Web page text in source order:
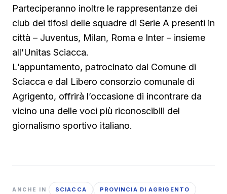
Parteciperanno inoltre le rappresentanze dei
club dei tifosi delle squadre di Serie A presenti in
città – Juventus, Milan, Roma e Inter – insieme
all’Unitas Sciacca.
L’appuntamento, patrocinato dal Comune di
Sciacca e dal Libero consorzio comunale di
Agrigento, offrirà l’occasione di incontrare da
vicino una delle voci più riconoscibili del
giornalismo sportivo italiano.
ANCHE IN SCIACCA PROVINCIA DI AGRIGENTO